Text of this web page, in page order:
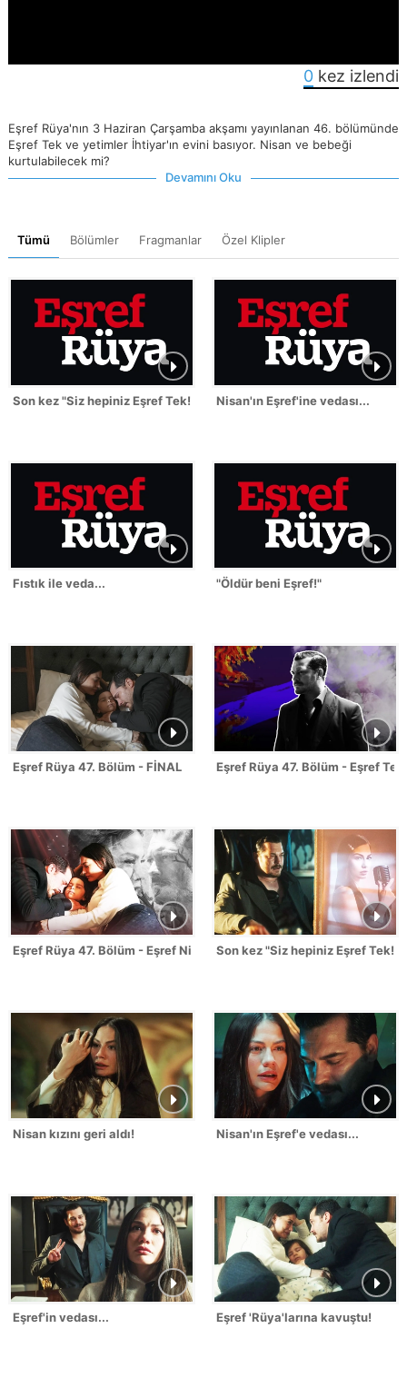
0 kez izlendi
Eşref Rüya'nın 3 Haziran Çarşamba akşamı yayınlanan 46. bölümünde
Eşref Tek ve yetimler İhtiyar'ın evini basıyor. Nisan ve bebeği
kurtulabilecek mi?
Devamını Oku
Tümü Bölümler Fragmanlar Özel Klipler
Son kez "Siz hepiniz Eşref Tek!" Nisan'ın Eşref'ine vedası...
Fıstık ile veda... "Öldür beni Eşref!"
Eşref Rüya 47. Bölüm - FİNAL Eşref Rüya 47. Bölüm - Eşref
Eşref Rüya 47. Bölüm - Eşref Nisan SahneleriSon kez "Siz hepiniz Eşref Tek!"
Nisan kızını geri aldı! Nisan'ın Eşref'e vedası...
Eşref'in vedası... Eşref 'Rüya'larına kavuştu!